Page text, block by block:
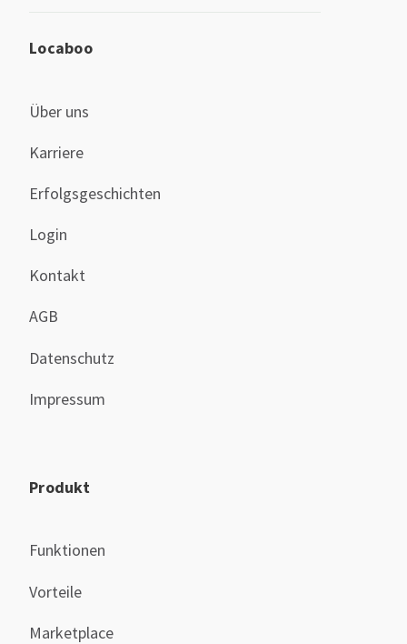
Locaboo
Über uns
Karriere
Erfolgsgeschichten
Login
Kontakt
AGB
Datenschutz
Impressum
Produkt
Funktionen
Vorteile
Marketplace